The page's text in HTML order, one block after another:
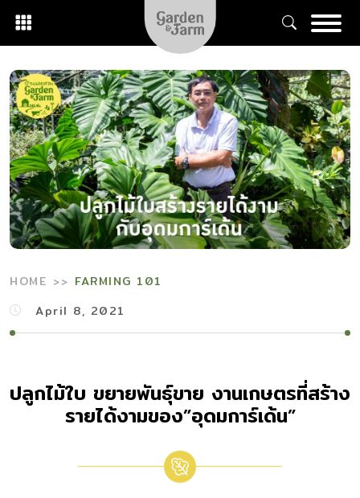
content
HOME
FARMING 101
April 8, 2021
ปลูกไม้ใบ ขยายพันธุ์ขาย งานเกษตรที่สร้าง
รายได้งามของ”อุดมการ์เด้น”